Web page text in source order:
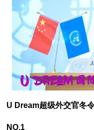
U Dream超级外交官冬
NO.1